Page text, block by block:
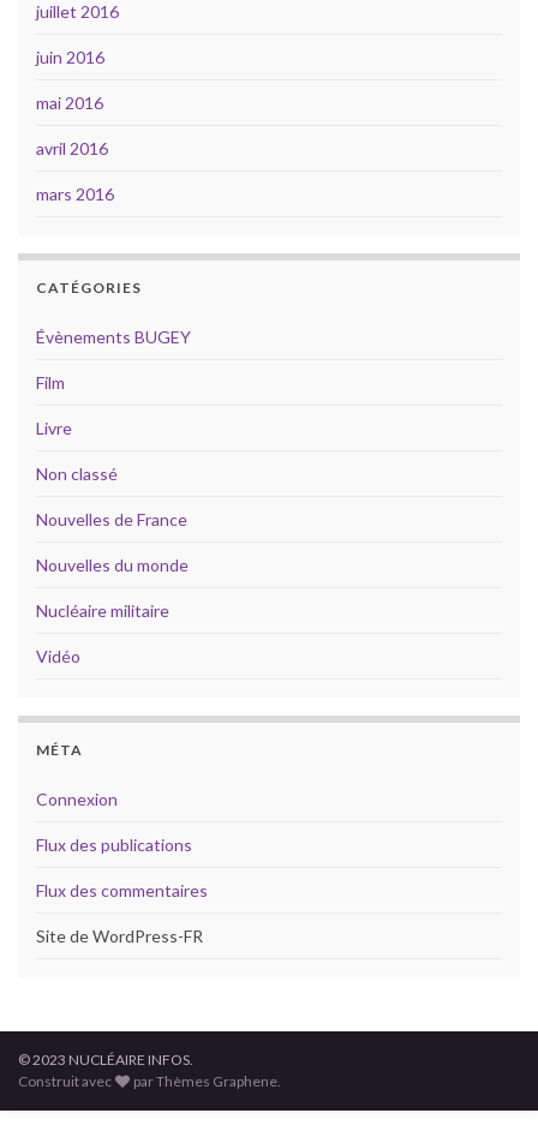
juillet 2016
juin 2016
mai 2016
avril 2016
mars 2016
CATÉGORIES
Évènements BUGEY
Film
Livre
Non classé
Nouvelles de France
Nouvelles du monde
Nucléaire militaire
Vidéo
MÉTA
Connexion
Flux des publications
Flux des commentaires
Site de WordPress-FR
© 2023 NUCLÉAIRE INFOS.
Construit avec
par Thèmes Graphene.